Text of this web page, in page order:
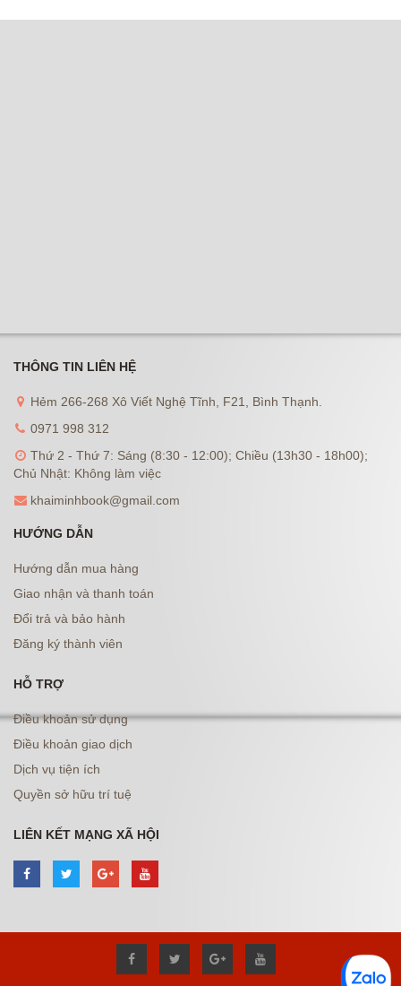
THÔNG TIN LIÊN HỆ
Hẻm 266-268 Xô Viết Nghệ Tĩnh, F21, Bình Thạnh.
0971 998 312
Thứ 2 - Thứ 7: Sáng (8:30 - 12:00); Chiều (13h30 - 18h00);
Chủ Nhật: Không làm việc
khaiminhbook@gmail.com
HƯỚNG DẪN
Hướng dẫn mua hàng
Giao nhận và thanh toán
Đổi trả và bảo hành
Đăng ký thành viên
HỖ TRỢ
Điều khoản sử dụng
Điều khoản giao dịch
Dịch vụ tiện ích
Quyền sở hữu trí tuệ
LIÊN KẾT MẠNG XÃ HỘI